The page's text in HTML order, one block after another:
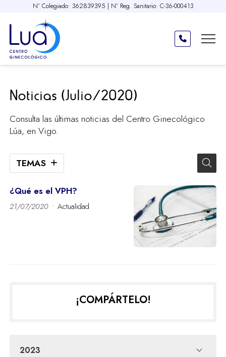
Nº Colegiado: 362839395 | Nº Reg. Sanitario: C-36-000413
Noticias (Julio/2020)
Consulta las últimas noticias del Centro Ginecológico
Lúa, en Vigo.
TEMAS
¿Qué es el VPH?
21/07/2020 Actualidad
¡COMPÁRTELO!
2023